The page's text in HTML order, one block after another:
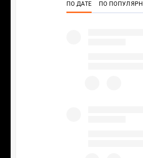
ПО ДАТЕ ПО